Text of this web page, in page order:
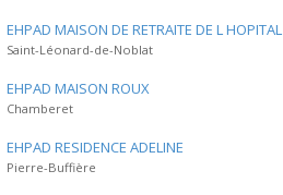
EHPAD MAISON DE RETRAITE DE L HOPITAL
Saint-Léonard-de-Noblat
EHPAD MAISON ROUX
Chamberet
EHPAD RESIDENCE ADELINE
Pierre-Buffière